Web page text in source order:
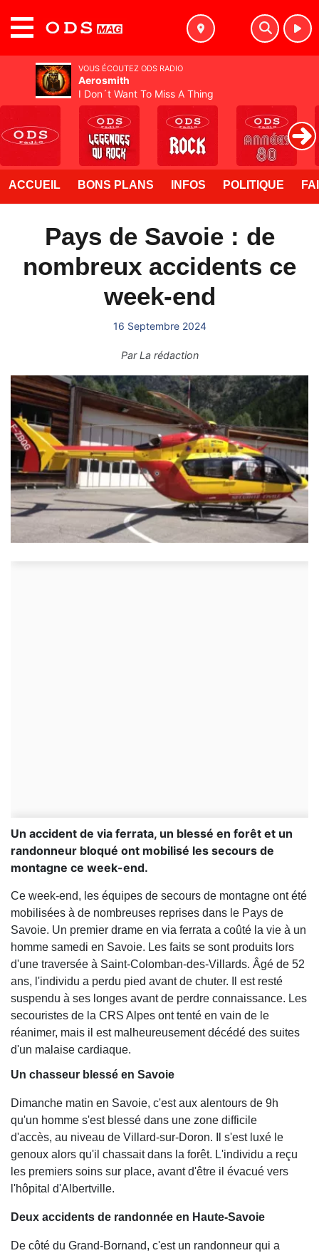
ACCUEIL BONS PLANS INFOS POLITIQUE
Pays de Savoie : de
nombreux accidents ce
week-end
16 Septembre 2024
ParLa rédaction
Un accident de via ferrata, un blessé en forêt et un
randonneur bloqué ont mobilisé les secours de
montagne ce week-end.
Ce week-end, les équipes de secours de montagne ont été
mobilisées à de nombreuses reprises dans le Pays de
Savoie. Un premier drame en via ferrata a coûté la vie à un
homme samedi en Savoie. Les faits se sont produits lors
d'une traversée à Saint-Colomban-des-Villards. Âgé de 52
ans, l'individu a perdu pied avant de chuter. Il est resté
suspendu à ses longes avant de perdre connaissance. Les
secouristes de la CRS Alpes ont tenté en vain de le
réanimer, mais il est malheureusement décédé des suites
d'un malaise cardiaque.
Un chasseur blessé en Savoie
Dimanche matin en Savoie, c'est aux alentours de 9h
qu'un homme s'est blessé dans une zone difficile
d'accès, au niveau de Villard-sur-Doron. Il s'est luxé le
genoux alors qu'il chassait dans la forêt. L'individu a reçu
les premiers soins sur place, avant d'être il évacué vers
l'hôpital d'Albertville.
Deux accidents de randonnée en Haute-Savoie
De côté du Grand-Bornand, c'est un randonneur qui a
VOUS ÉCOUTEZ ODS RADIO
Aerosmith
I Don´t Want To Miss A Thing